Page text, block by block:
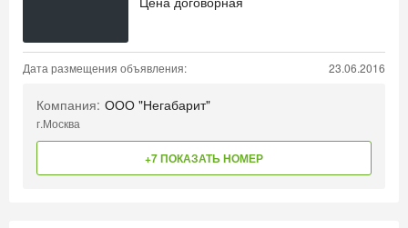
Дата размещения объявления: 23.06.2016
Компания: ООО "Негабарит"
г.Москва
+7 ПОКАЗАТЬ НОМЕР